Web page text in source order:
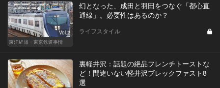
Vol.2
東洋経済・東京鉄道事情
幻となった、成田と羽田をつなぐ「都心直
通線」。必要性はあるのか？
ライフスタイル
裏軽井沢：話題の絶品フレンチトーストな
ど！間違いない軽井沢ブレックファスト8
選